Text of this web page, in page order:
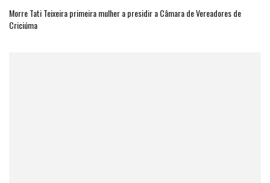
Morre Tati Teixeira primeira mulher a presidir a Câmara de Vereadores de
Criciúma